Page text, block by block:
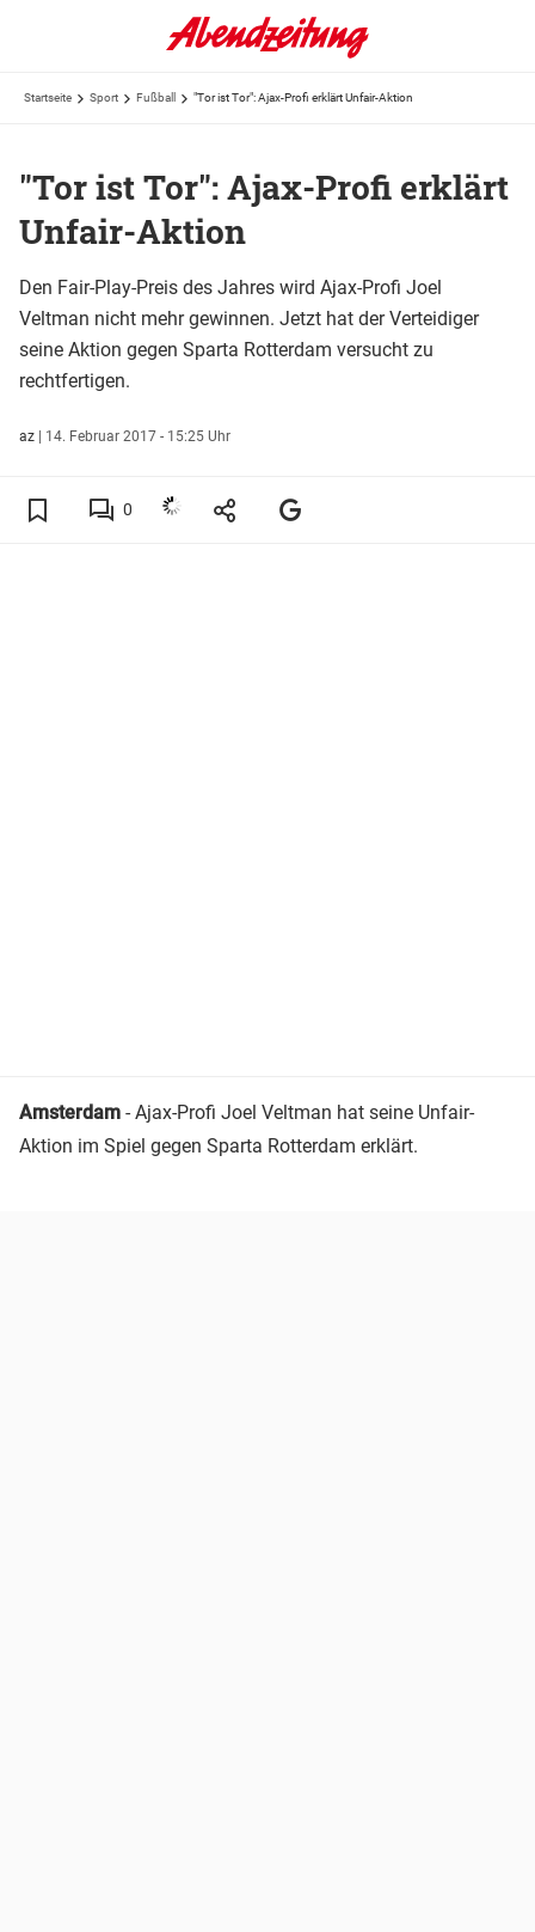
Startseite Sport Fußball "Tor ist Tor": Ajax-Profi erklärt Unfair-Aktion
"Tor ist Tor": Ajax-Profi erklärt
Unfair-Aktion
Den Fair-Play-Preis des Jahres wird Ajax-Profi Joel
Veltman nicht mehr gewinnen. Jetzt hat der Verteidiger
seine Aktion gegen Sparta Rotterdam versucht zu
rechtfertigen.
az | 14. Februar 2017 - 15:25 Uhr
0
Amsterdam - Ajax-Profi Joel Veltman hat seine Unfair-
Aktion im Spiel gegen Sparta Rotterdam erklärt.